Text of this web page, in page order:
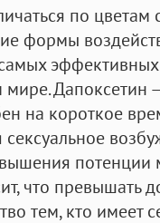
по цветам
формы
Дапоксетин
на короткое
потенции
что превышать
тем, кто имеет